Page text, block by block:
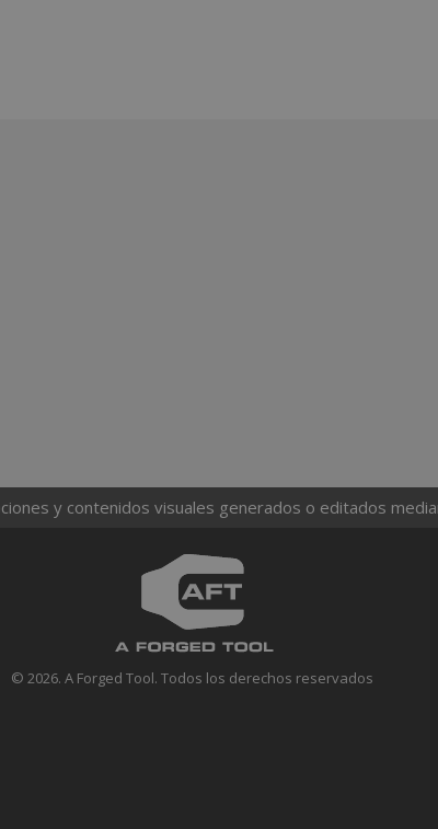
y contenidos visuales generados o editados
© 2026. A Forged Tool. Todos los derechos reservados